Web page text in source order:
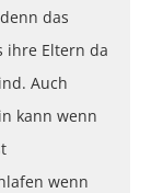
das
ihre Eltern da
Auch
kann wenn
wenn